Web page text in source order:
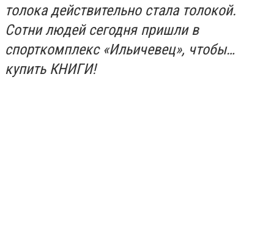
толока действительно стала толокой.
Сотни людей сегодня пришли в
спорткомплекс «Ильичевец», чтобы…
купить КНИГИ!